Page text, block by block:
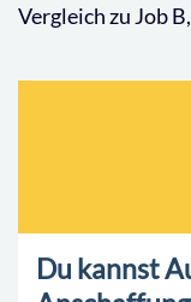
Vergleich zu Job
Du kannst